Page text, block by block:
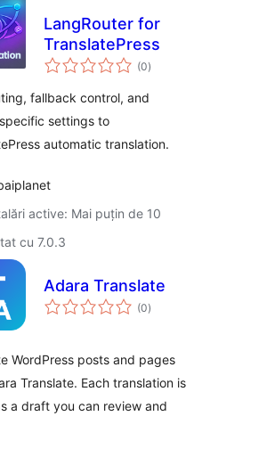
LangRouter for
TranslatePress
(0total
aprecieri
)
fallback control, and
settings to
automatic translation.
active: Mai puțin de 10
cu 7.0.3
Adara Translate
(0total
aprecieri
)
WordPress posts and pages
Translate. Each translation is
a draft you can review and